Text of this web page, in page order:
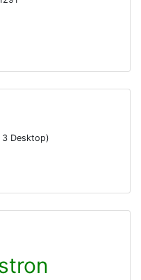
3 Desktop)